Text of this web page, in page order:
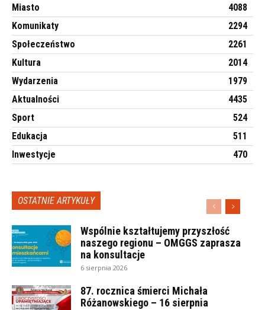
Miasto
4088
Komunikaty
2294
Społeczeństwo
2261
Kultura
2014
Wydarzenia
1979
Aktualności
4435
Sport
524
Edukacja
511
Inwestycje
470
OSTATNIE ARTYKUŁY
Wspólnie kształtujemy przyszłość
naszego regionu – OMGGS zaprasza
na konsultacje
6 sierpnia 2026
87. rocznica śmierci Michała
Różanowskiego – 16 sierpnia